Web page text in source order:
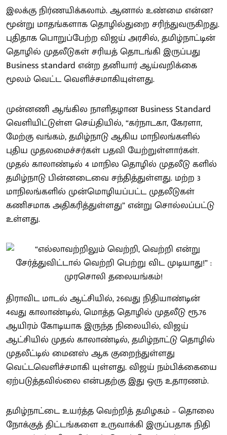
இலக்கு நிர்ணயிக்கலாம். ஆனால் உண்மை என்ன?
மூன்று மாதங்களாக தொழில்துறை சரிந்துவருகிறது.
புதிதாக பொறுப்பேற்ற விஜய் அரசில், தமிழ்நாட்டின்
தொழில் முதலீடுகள் சரியத் தொடங்கி இருப்பது
Business standard என்ற தனியார் ஆய்வறிக்கை
மூலம் வெட்ட வெளிச்சமாகியுள்ளது.
முன்னணி ஆங்கில நாளிதழான Business Standard
வெளியிட்டுள்ள செய்தியில், “கர்நாடகா, கேரளா,
மேற்கு வங்கம், தமிழ்நாடு ஆகிய மாநிலங்களில்
புதிய முதலமைச்சர்கள் பதவி யேற்றுள்ளார்கள்.
முதல் காலாண்டில் 4 மாநில தொழில் முதலீடு களில்
தமிழ்நாடு பின்னடைவை சந்தித்துள்ளது. மற்ற 3
மாநிலங்களில் முன்மொழியப்பட்ட முதலீடுகள்
கணிசமாக அதிகரித்துள்ளது” என்று சொல்லப்பட்டு
உள்ளது.
திராவிட மாடல் ஆட்சியில், 26வது நிதியாண்டின்
4வது காலாண்டில், மொத்த தொழில் முதலீடு ரூ.76
ஆயிரம் கோடியாக இருந்த நிலையில், விஜய்
ஆட்சியில் முதல் காலாண்டில், தமிழ்நாட்டு தொழில்
முதலீட்டில் மைனஸ் ஆக குறைந்துள்ளது
வெட்டவெளிச்சமாகி யுள்ளது. விஜய் நம்பிக்கையை
ஏற்படுத்தவில்லை என்பதற்கு இது ஒரு உதாரணம்.
தமிழ்நாட்டை உயர்த்த வெற்றித் தமிழகம் – தொலை
நோக்குத் திட்டங்களை உருவாக்கி இருப்பதாக நிதி